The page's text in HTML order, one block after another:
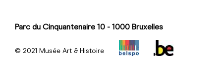
Parc du Cinquantenaire 10 - 1000 Bruxelles
© 2021 Musée Art & Histoire